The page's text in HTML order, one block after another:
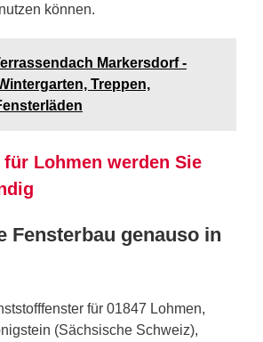
können.
Markersdorf -
Treppen,
Lohmen werden Sie
Fensterbau genauso in
für 01847 Lohmen,
(Sächsische Schweiz),